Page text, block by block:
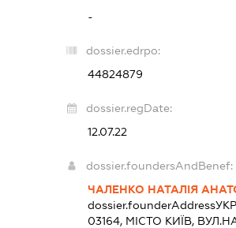
-
dossier.edrpo:
44824879
dossier.regDate:
12.07.22
dossier.foundersAndBenef:
ЧАЛЕНКО НАТАЛІЯ
dossier.founderAddress
03164, МІСТО КИЇВ,